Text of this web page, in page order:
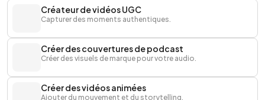
Créateur de vidéos UGC
Capturer des moments authentiques.
Créer des couvertures de podcast
Créer des visuels de marque pour votre audio.
Créer des vidéos animées
Ajouter du mouvement et du storytelling.